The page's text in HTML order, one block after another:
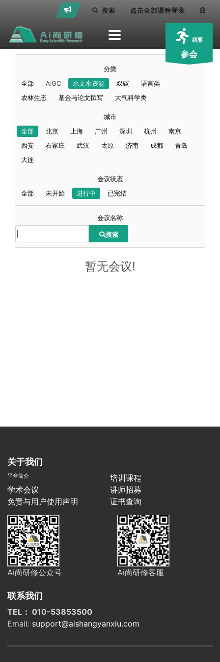
搜索 点击全部课程登录
我要
参会
分类
全部
AIGC 水文水资源 双碳
语言类
农林生态
基金与论文撰写 大气科学类
城市
全部
北京 上海 广州 深圳 杭州
南京
西安
石家庄 武汉 太原 济南 成都
青岛
大连
会议状态
全部
未开始 进行中 已完结
会议名称
搜索
暂无会议!
关于我们
平台简介
培训课程
学术会议
讲师招募
免责与用户使用声明
证书查询
Ai尚研修公众号 Ai尚研修客服
联系我们
TEL： 010-53853500
Email: support@aishangyanxiu.com